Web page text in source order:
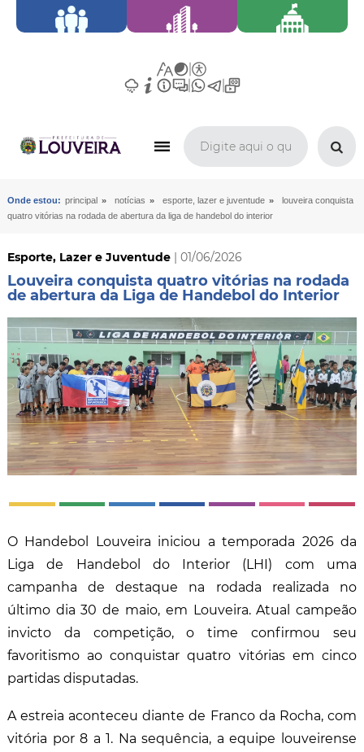
Onde estou: principal » notícias » esporte, lazer e juventude »
louveira conquista
quatro vitórias na rodada de abertura da liga de handebol do interior
Esporte, Lazer e Juventude| 01/06/2026
Louveira conquista quatro vitórias na rodada
de abertura da Liga de Handebol do Interior
O Handebol Louveira iniciou a temporada 2026 da
Liga de Handebol do Interior (LHI) com uma
campanha de destaque na rodada realizada no
último dia 30 de maio, em Louveira. Atual campeão
invicto da competição, o time confirmou seu
favoritismo ao conquistar quatro vitórias em cinco
partidas disputadas.
A estreia aconteceu diante de Franco da Rocha, com
vitória por 8 a 1. Na sequência, a equipe louveirense